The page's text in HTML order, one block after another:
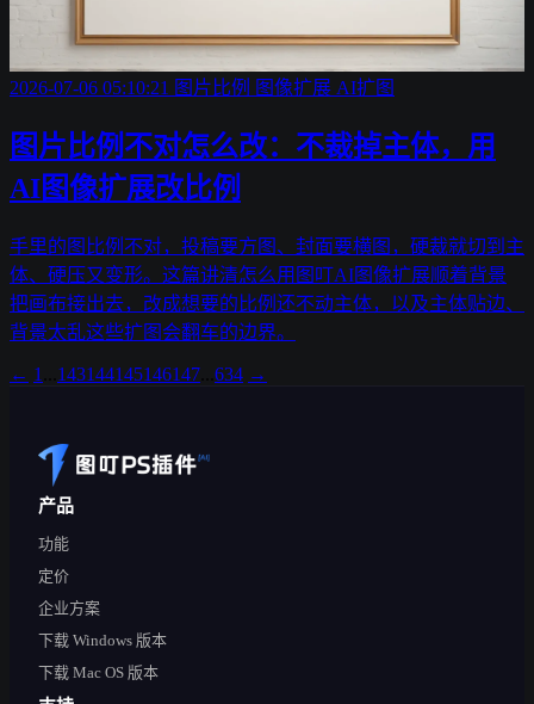
2026-07-06 05:10:21 图片比例 图像扩展 AI扩图
图片比例不对怎么改：不裁掉主体，用
AI图像扩展改比例
手里的图比例不对，投稿要方图、封面要横图，硬裁就切到主
体、硬压又变形。这篇讲清怎么用图叮AI图像扩展顺着背景
把画布接出去，改成想要的比例还不动主体，以及主体贴边、
背景太乱这些扩图会翻车的边界。
← 1 143144145146147 634 →
产品
功能
定价
企业方案
下载 Windows 版本
下载 Mac OS 版本